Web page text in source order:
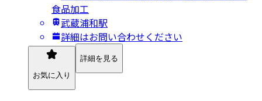
食品加工
武蔵浦和駅
詳細はお問い合わせください
お気に入り
詳細を見る